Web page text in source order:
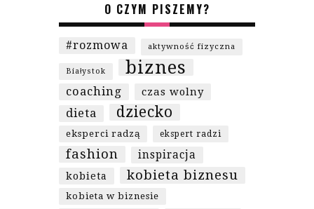
O CZYM PISZEMY?
#rozmowa aktywność fizyczna
Białystok biznes
coaching czas wolny
dieta dziecko
eksperci radzą ekspert radzi
fashion inspiracja
kobieta kobieta biznesu
kobieta w biznesie